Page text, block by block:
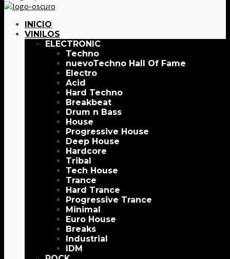
INICIO
VINILOS
ELECTRONIC
Techno
Techno Hall Of Fame
Electro
Acid
Hard Techno
Breakbeat
Drum n Bass
House
Progressive House
Deep House
Hardcore
Tribal
Tech House
Trance
Hard Trance
Progressive Trance
Minimal
Euro House
Breaks
Industrial
IDM